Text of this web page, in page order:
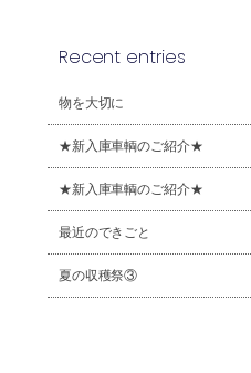
Recent entries
物を大切に
★新入庫車輌のご紹介★
★新入庫車輌のご紹介★
最近のできごと
夏の収穫祭③